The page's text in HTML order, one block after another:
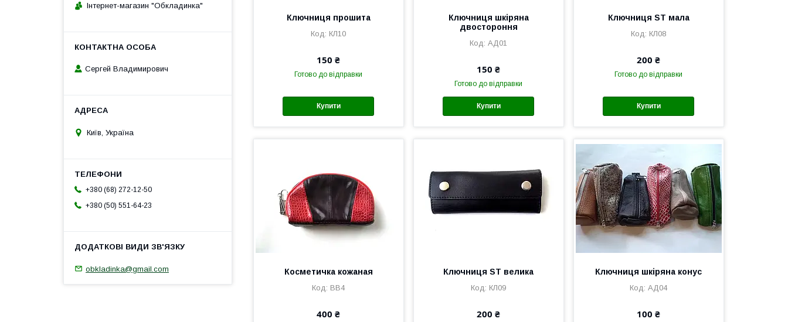
Ключниця прошита
КЛ10
150 ₴
Готово до відправки
Купити
Ключниця шкіряна
двостороння
АД01
150 ₴
Готово до відправки
Купити
Ключниця ST мала
КЛ08
200 ₴
Готово до відправки
Купити
Косметичка кожаная
ВВ4
400 ₴
Ключниця ST велика
КЛ09
200 ₴
Ключниця шкіряна конус
АД04
100 ₴
Інтернет-магазин "Обкладинка"
Сергей Владимирович
Київ, Україна
+380 (68) 272-12-50
+380 (50) 551-64-23
obkladinka@gmail.com